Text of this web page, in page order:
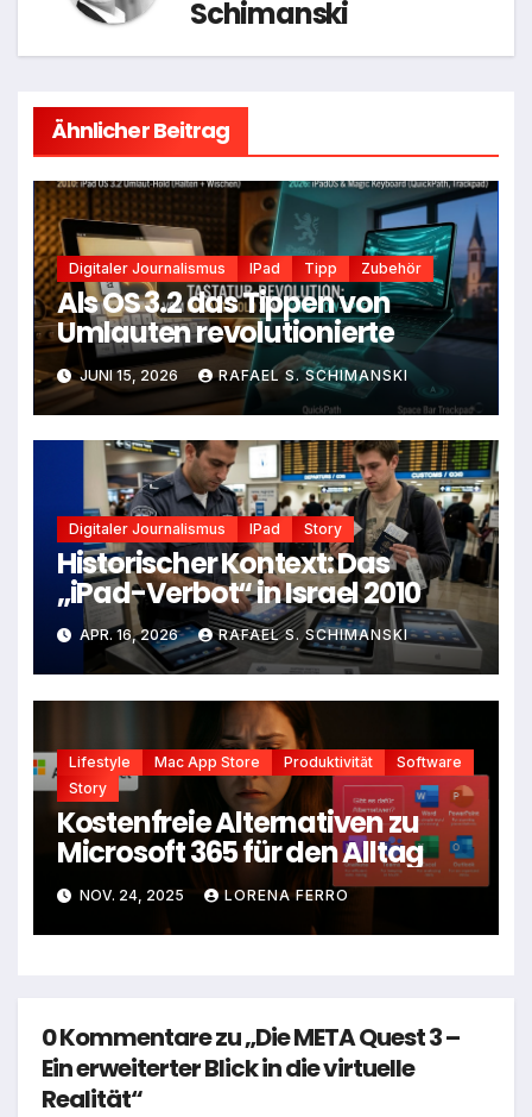
Schimanski
Ähnlicher Beitrag
Digitaler Journalismus IPad Tipp Zubehör
Als OS 3.2 das Tippen von
Umlauten revolutionierte
JUNI 15, 2026 RAFAEL S. SCHIMANSKI
Digitaler Journalismus IPad Story
Historischer Kontext: Das
„iPad-Verbot“ in Israel 2010
APR. 16, 2026 RAFAEL S. SCHIMANSKI
Lifestyle Mac App Store Produktivität
Software
Story
Kostenfreie Alternativen zu
Microsoft 365 für den Alltag
NOV. 24, 2025 LORENA FERRO
0 Kommentare zu „Die META Quest 3 –
Ein erweiterter Blick in die virtuelle
Realität“